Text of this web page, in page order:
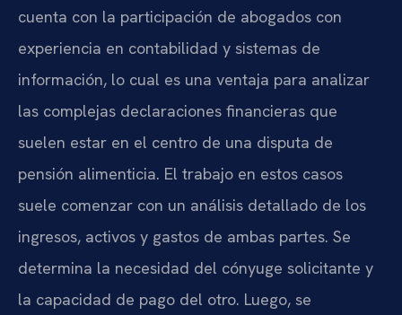
cuenta con la participación de abogados con
experiencia en contabilidad y sistemas de
información, lo cual es una ventaja para analizar
las complejas declaraciones financieras que
suelen estar en el centro de una disputa de
pensión alimenticia. El trabajo en estos casos
suele comenzar con un análisis detallado de los
ingresos, activos y gastos de ambas partes. Se
determina la necesidad del cónyuge solicitante y
la capacidad de pago del otro. Luego, se